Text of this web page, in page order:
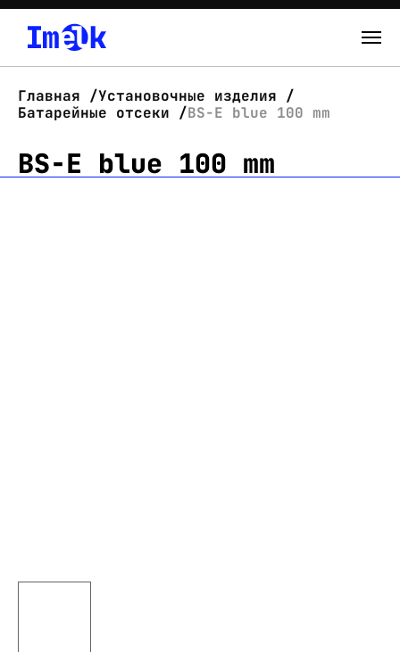
О нас
Новости
Главная
Установочные изделия
Батарейные отсеки
BS-E blue 100 mm
BS-E blue 100 mm